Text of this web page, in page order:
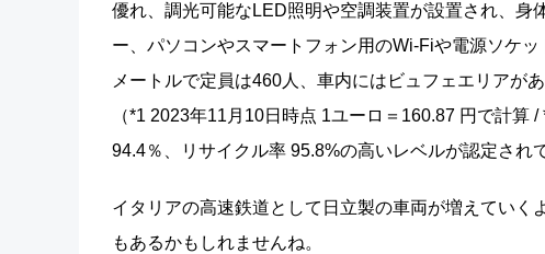
優れ、調光可能なLED照明や空調装置が設置され、身
ー、パソコンやスマートフォン用のWi-Fiや電源ソケ
メートルで定員は460人、車内にはビュフェエリアが
（*1 2023年11月10日時点 1ユーロ＝160.87 円で計
94.4％、リサイクル率 95.8%の高いレベルが認定され
イタリアの高速鉄道として日立製の車両が増えてい
もあるかもしれませんね。